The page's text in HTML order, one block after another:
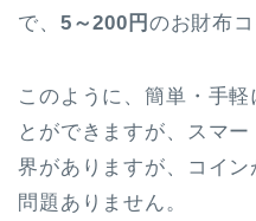
で、 5～200円 のお財布
このように、簡単・手
とができますが、スマ
界がありますが、コイ
問題ありません。